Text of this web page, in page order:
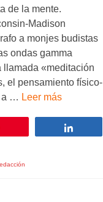
de la mente.
Madison
a monjes budistas
ondas gamma
llamada «meditación
el pensamiento físico-
a … Leer más